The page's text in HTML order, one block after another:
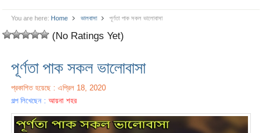
You are here: Home ভালবাসা পূর্ণতা পাক সকল ভালোবাসা
(No Ratings Yet)
পূর্ণতা পাক সকল ভালোবাসা
প্রকাশিত হয়েছে : এপ্রিল 18, 2020
গল্প লিখেছেন :আয়না শহর